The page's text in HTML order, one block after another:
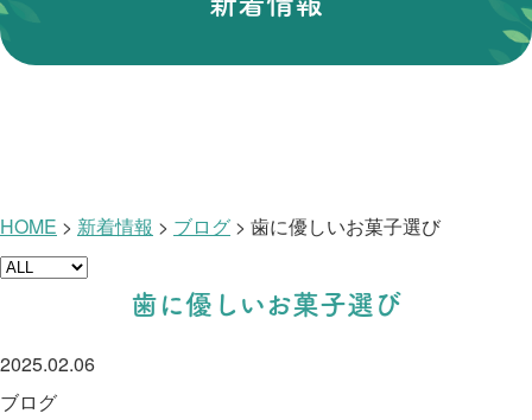
HOME > 新着情報 > ブログ > 歯に優しいお菓子選び
歯に優しいお菓子選び
2025.02.06
ブログ